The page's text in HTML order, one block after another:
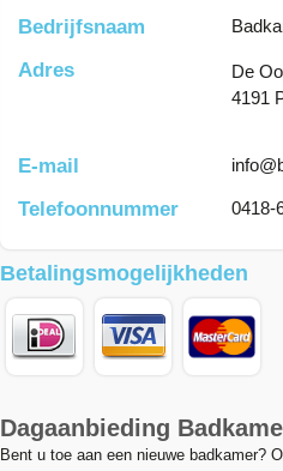
Bedrijfsnaam
Adres
De
4191
E-mail
Telefoonnummer 0418-
Betalingsmogelijkheden
Dagaanbieding
Bent u toe aan een nieuwe badkamer?